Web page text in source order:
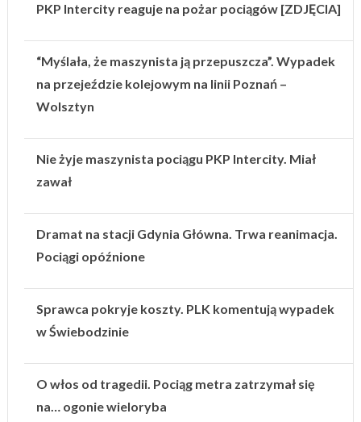
PKP Intercity reaguje na pożar pociągów [ZDJĘCIA]
“Myślała, że maszynista ją przepuszcza”. Wypadek
na przejeździe kolejowym na linii Poznań –
Wolsztyn
Nie żyje maszynista pociągu PKP Intercity. Miał
zawał
Dramat na stacji Gdynia Główna. Trwa reanimacja.
Pociągi opóźnione
Sprawca pokryje koszty. PLK komentują wypadek
w Świebodzinie
O włos od tragedii. Pociąg metra zatrzymał się
na… ogonie wieloryba